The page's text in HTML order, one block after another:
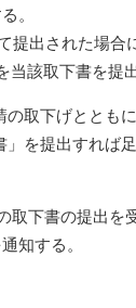
。
出された場合
該取下書を提
取下げととも
を提出すれば
下書の提出を
知する。